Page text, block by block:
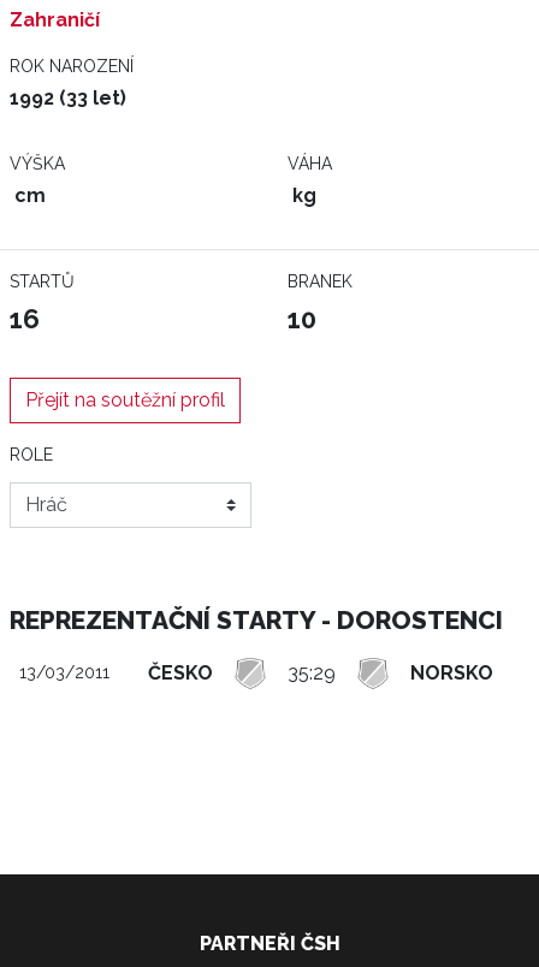
Zahraničí
ROK NAROZENÍ
1992 (33 let)
VÝŠKA
cm
VÁHA
kg
STARTŮ
16
BRANEK
10
Přejít na soutěžní profil
ROLE
REPREZENTAČNÍ STARTY - DOROSTENCI
13/03/2011 ČESKO 35:29 NORSKO
PARTNEŘI ČSH